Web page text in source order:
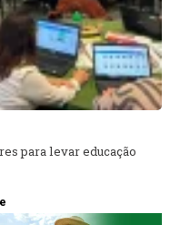
para levar educação